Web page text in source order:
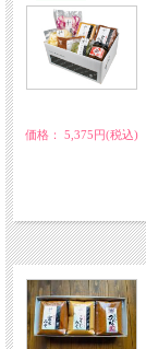
価格： 5,375円(税込)